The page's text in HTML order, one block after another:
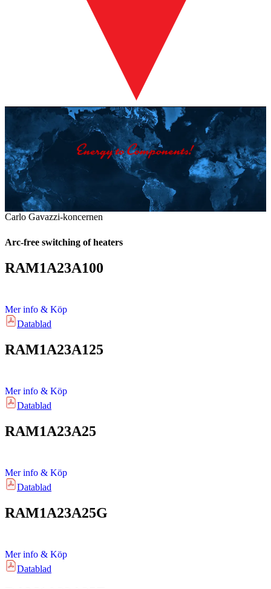
Carlo Gavazzi-koncernen
Arc-free switching of heaters
RAM1A23A100
Mer info & Köp
Datablad
RAM1A23A125
Mer info & Köp
Datablad
RAM1A23A25
Mer info & Köp
Datablad
RAM1A23A25G
Mer info & Köp
Datablad